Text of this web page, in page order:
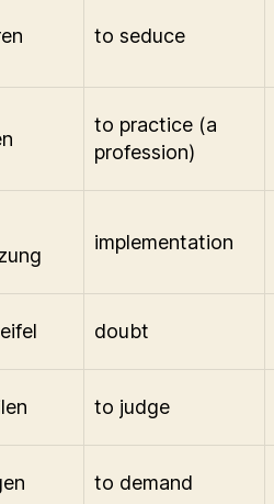
to seduce
to practice (a
profession)
implementation
doubt
to judge
to demand